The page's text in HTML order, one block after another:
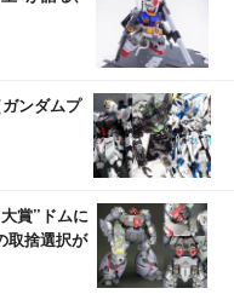
ンダムプ
賞”ドムに
取捨選択が